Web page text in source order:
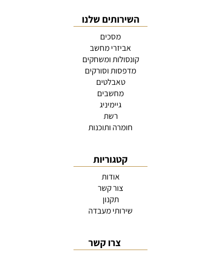
השירותים שלנו
מסכים
אביזרי מחשב
קונסולות ומשחקים
מדפסות וסורקים
טאבלטים
מחשבים
גיימיניג
רשת
חומרה ותוכנות
קטגוריות
אודות
צור קשר
תקנון
שירותי מעבדה
צרו קשר